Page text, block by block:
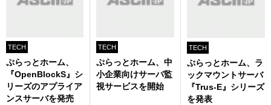
TECH
ぷらっとホーム、
『OpenBlockS』シ
リーズのアプライア
ンスサーバを発売
TECH
ぷらっとホーム、中
小企業向けサーバ監
視サービスを開始
TECH
ぷらっとホーム、ラ
ックマウントサーバ
『Trus-E』シリーズ
を発表